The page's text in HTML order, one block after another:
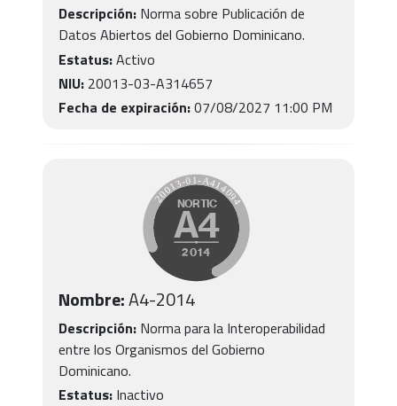
Descripción:Norma sobre Publicación de
Datos Abiertos del Gobierno Dominicano.
Estatus:Activo
NIU:20013-03-A314657
Fecha de expiración:07/08/2027 11:00 PM
Nombre:A4-2014
Descripción:Norma para la Interoperabilidad
entre los Organismos del Gobierno
Dominicano.
Estatus:Inactivo